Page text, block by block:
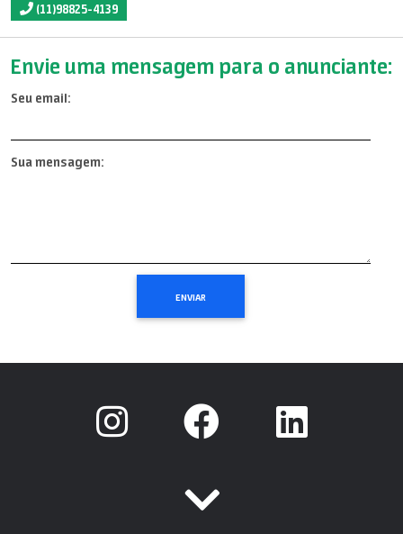
(11)98825-4139
Envie uma mensagem para o anunciante:
Seu email:
Sua mensagem: